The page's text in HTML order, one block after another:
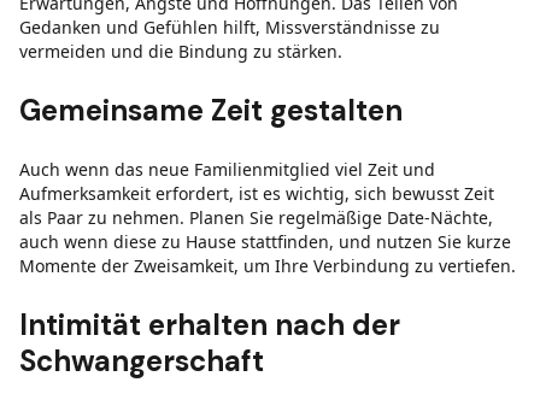
Gedanken und Gefühlen hilft, Missverständnisse zu
vermeiden und die Bindung zu stärken.
Gemeinsame Zeit gestalten
Auch wenn das neue Familienmitglied viel Zeit und
Aufmerksamkeit erfordert, ist es wichtig, sich bewusst Zeit
als Paar zu nehmen. Planen Sie regelmäßige Date-Nächte,
auch wenn diese zu Hause stattfinden, und nutzen Sie kurze
Momente der Zweisamkeit, um Ihre Verbindung zu vertiefen.
Intimität erhalten nach der
Schwangerschaft